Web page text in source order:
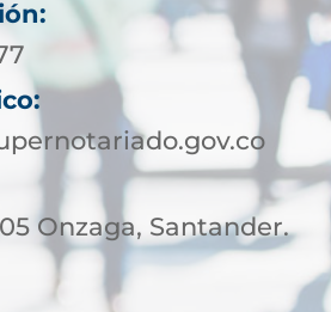
Onzaga, Santander.